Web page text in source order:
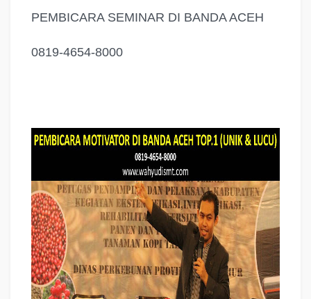
PEMBICARA SEMINAR DI BANDA ACEH
0819-4654-8000